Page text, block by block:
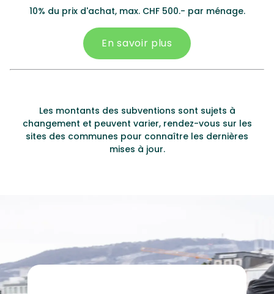
10% du prix d'achat, max. CHF 500.- par ménage.
En savoir plus
Les montants des subventions sont sujets à
changement et peuvent varier, rendez-vous sur les
sites des communes pour connaître les dernières
mises à jour.